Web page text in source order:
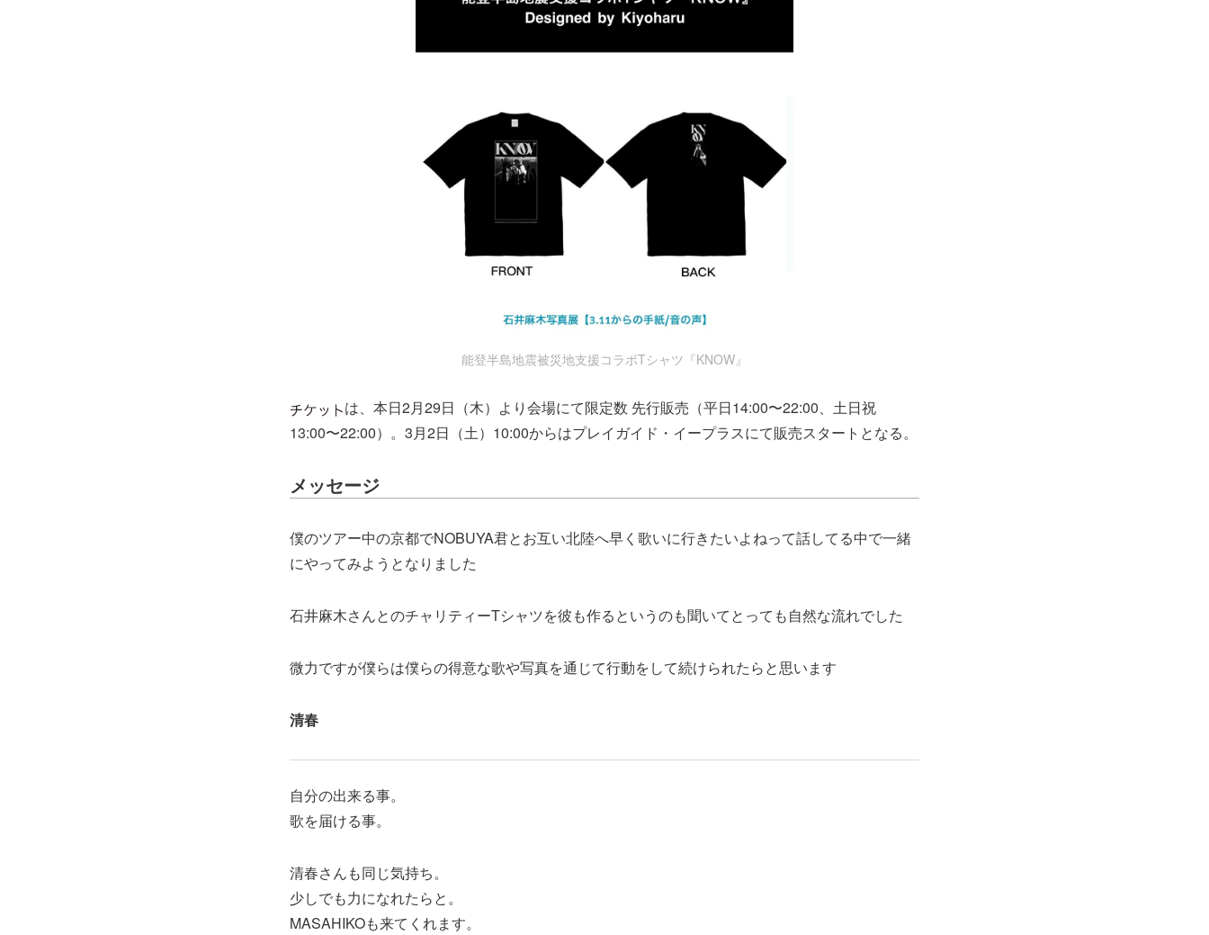
能登半島地震被災地支援コラボTシャツ『KNOW』
は、本日2月29日（木）より会場にて限定数 先行販売（平日14:00〜22:00、土日祝
13:00〜22:00）。3月2日（土）10:00からはプレイガイド・イープラスにて販売スタートとなる。
メッセージ
僕のツアー中の京都でNOBUYA君とお互い北陸へ早く歌いに行きたいよねって話してる中で一緒
にやってみようとなりました
石井麻木さんとのチャリティーTシャツを彼も作るというのも聞いてとっても自然な流れでした
微力ですが僕らは僕らの得意な歌や写真を通じて行動をして続けられたらと思います
清春
自分の出来る事。
歌を届ける事。
清春さんも同じ気持ち。
少しでも力になれたらと。
MASAHIKOも来てくれます。